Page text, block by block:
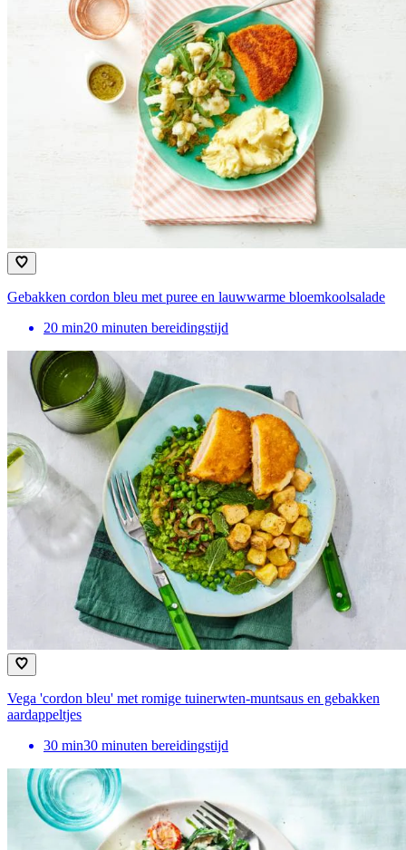
Gebakken cordon bleu met puree en lauwwarme bloemkoolsalade
20 min20 minuten bereidingstijd
Vega 'cordon bleu' met romige tuinerwten-muntsaus en gebakken
aardappeltjes
30 min30 minuten bereidingstijd